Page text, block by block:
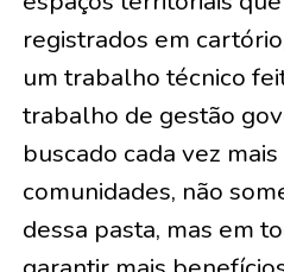
registrados em
um trabalho técnico
trabalho de gestão
buscado cada vez
comunidades, não
dessa pasta, mas em